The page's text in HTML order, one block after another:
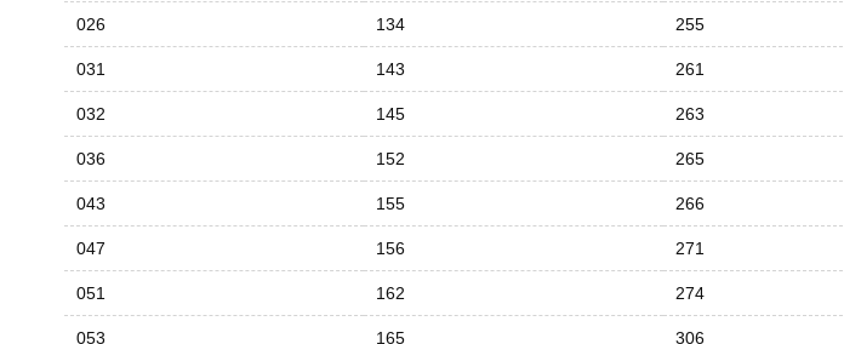
026 134 255
031 143 261
032 145 263
036 152 265
043 155 266
047 156 271
051 162 274
053 165 306